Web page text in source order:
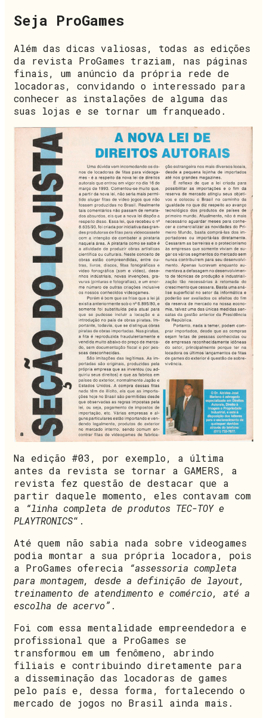
Seja ProGames
Além das dicas valiosas, todas as edições
da revista ProGames traziam, nas páginas
finais, um anúncio da própria rede de
locadoras, convidando o interessado para
conhecer as instalações de alguma das
suas lojas e se tornar um franqueado.
Na edição #03, por exemplo, a última
antes da revista se tornar a GAMERS, a
revista fez questão de destacar que a
partir daquele momento, eles contavam com
a
“linha completa de produtos TEC-TOY e
PLAYTRONICS“.
Até quem não sabia nada sobre videogames
podia montar a sua própria locadora, pois
a ProGames oferecia
“assessoria completa
para montagem, desde a definição de layout,
treinamento de atendimento e comércio, até a
escolha de acervo” .
Foi com essa mentalidade empreendedora e
profissional que a ProGames se
transformou em um fenômeno, abrindo
filiais e contribuindo diretamente para
a disseminação das locadoras de games
pelo país e, dessa forma, fortalecendo o
mercado de jogos no Brasil ainda mais.